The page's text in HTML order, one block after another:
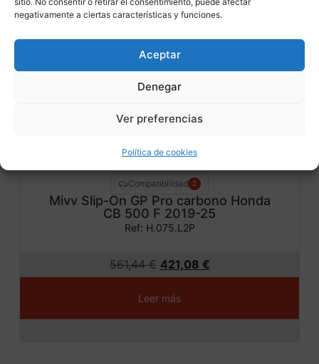
negativamente a ciertas características y funciones.
Aceptar
Denegar
Ver preferencias
Política de cookies
CONSULTAR DISPONIBILIDAD
Compatibilidad 2
Mivv Slip-On GP Pro carbono Honda
CB 500 F 2019-25
Ref: H.075.L2P
561,44€ 421,08 €
Leer más